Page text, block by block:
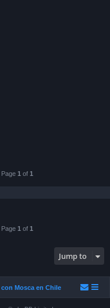
1 of 1
1 of 1
Jump to
Mosca en Chile